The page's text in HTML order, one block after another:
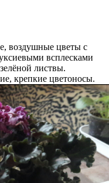
воздушные цветы с
всплесками
листвы.
крепкие цветоносы.